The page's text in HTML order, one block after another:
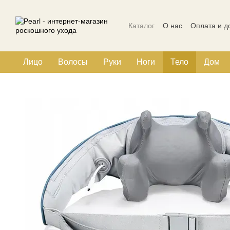
Каталог О нас
Оплата и
Лицо Волосы Руки Ноги Тело Дом